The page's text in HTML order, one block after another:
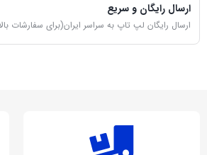
ارسال رایگان و سریع
ارسال رایگان لپ تاپ به سراسر ایران(برای سفارشات بالای 10 میلیون